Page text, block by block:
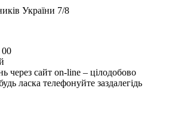
України 7/8
через сайт on-line – цілодобово
ласка телефонуйте заздалегідь